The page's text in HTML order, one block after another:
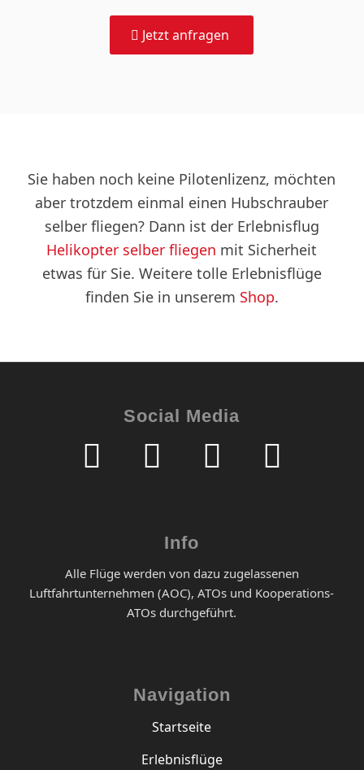
Jetzt anfragen
Sie haben noch keine Pilotenlizenz, möchten
aber trotzdem einmal einen Hubschrauber
selber fliegen? Dann ist der Erlebnisflug
Helikopter selber fliegen mit Sicherheit
etwas für Sie. Weitere tolle Erlebnisflüge
finden Sie in unserem Shop.
Social Media
Info
Alle Flüge werden von dazu zugelassenen
Luftfahrtunternehmen (AOC), ATOs und Kooperations-
ATOs durchgeführt.
Navigation
Startseite
Erlebnisflüge